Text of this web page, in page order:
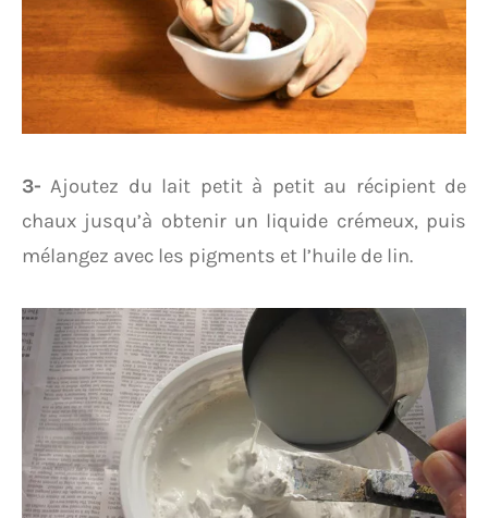
3- Ajoutez du lait petit à petit au récipient de
chaux jusqu’à obtenir un liquide crémeux, puis
mélangez avec les pigments et l’huile de lin.